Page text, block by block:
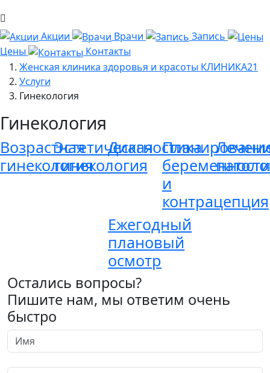
Акции Врачи
Запись
Цены
Контакты
Женская клиника здоровья и красоты КЛИНИКА21
Услуги
Гинекология
Гинекология
Возрастная
гинекология
Эстетическая
гинекология
Диагностика
беременности
и
контрацепция
Ежегодный
плановый
осмотр
Остались вопросы?
Пишите нам, мы ответим очень
быстро